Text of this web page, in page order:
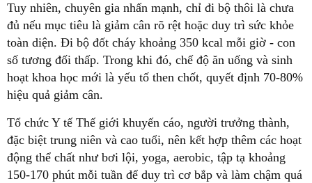
Tuy nhiên, chuyên gia nhấn mạnh, chỉ đi bộ thôi là chưa
đủ nếu mục tiêu là giảm cân rõ rệt hoặc duy trì sức khỏe
toàn diện. Đi bộ đốt cháy khoảng 350 kcal mỗi giờ - con
số tương đối thấp. Trong khi đó, chế độ ăn uống và sinh
hoạt khoa học mới là yếu tố then chốt, quyết định 70-80%
hiệu quả giảm cân.
Tổ chức Y tế Thế giới khuyến cáo, người trưởng thành,
đặc biệt trung niên và cao tuổi, nên kết hợp thêm các hoạt
động thể chất như bơi lội, yoga, aerobic, tập tạ khoảng
150-170 phút mỗi tuần để duy trì cơ bắp và làm chậm quá